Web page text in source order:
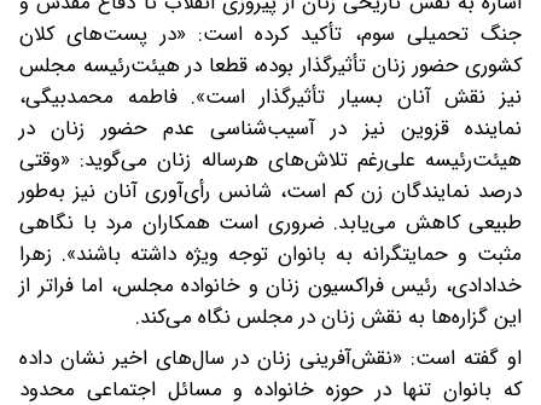
جنگ تحمیلی سوم، تأکید کرده است: «در پست‌های کلان
کشوری حضور زنان تأثیرگذار بوده، قطعا در هیئت‌رئیسه مجلس
نیز نقش آنان بسیار تأثیرگذار است». فاطمه محمدبیگی،
نماینده قزوین‌ نیز در آسیب‌شناسی عدم حضور زنان در
هیئت‌رئیسه علی‌رغم تلاش‌های هرساله زنان می‌گوید: «وقتی
درصد نمایندگان زن کم است، شانس رأی‌آوری آنان نیز به‌طور
طبیعی کاهش می‌یابد. ضروری است همکاران مرد با نگاهی
مثبت و حمایتگرانه به بانوان توجه ویژه داشته باشند». زهرا
خدادادی، رئیس فراکسیون زنان و خانواده مجلس، اما فراتر از
این گزاره‌ها به نقش زنان در مجلس نگاه می‌کند.
او گفته است: «نقش‌آفرینی زنان در سال‌های اخیر نشان داده
که بانوان تنها در حوزه خانواده و مسائل اجتماعی محدود